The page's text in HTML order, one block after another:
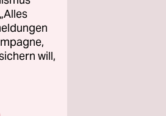
will,